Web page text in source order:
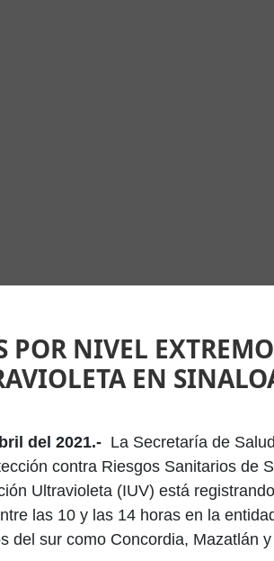
POR NIVEL
EN
del 2021.- La Secretaría de
contra Riesgos Sanitarios de
Ultravioleta (IUV) está
las 10 y las 14 horas en la
del sur como Concordia, Mazatlán